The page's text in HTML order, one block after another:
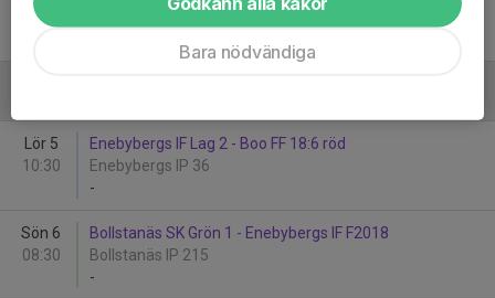
10:30
Lör 5
10:30
Enebybergs IF Lag 2 - Boo FF 18:6 röd
Enebybergs IP 36
-
Sön 6
08:30
Bollstanäs SK Grön 1 - Enebybergs IF F2018
Bollstanäs IP 215
-
Bara nödvändiga